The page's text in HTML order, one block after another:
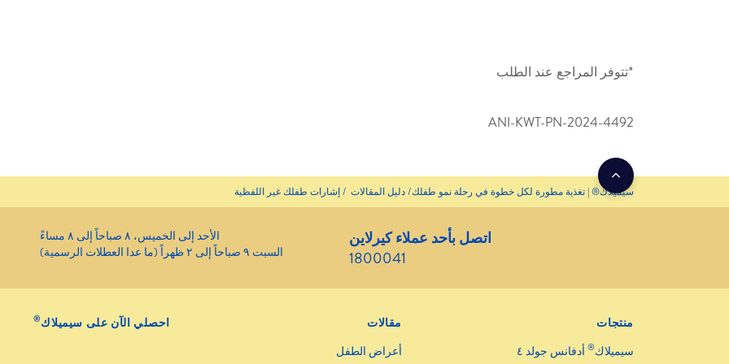
*تتوفر المراجع عند الطلب
ANI-KWT-PN-2024-4492
سيميلاك® | تغذية مطورة لكل خطوة في رحلة نمو طفلك دليل المقالات إشارات طفلك غير اللفظية
اتصل بأحد عملاء كيرلاين
1800041
الأحد إلى الخميس، ٨ صباحاً إلى ٨ مساءً
السبت ٩ صباحاً إلى ٢ ظهراً (ما عدا العطلات الرسمية)
منتجات
سيميلاك® أدفانس جولد ٤
مقالات
أعراض الطفل
احصلي الآن على سيميلاك®